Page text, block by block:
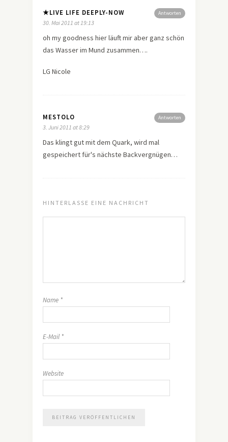
Antworten
★LIVE LIFE DEEPLY-NOW
30. Mai 2011 at 19:13
oh my goodness hier läuft mir aber ganz schön
das Wasser im Mund zusammen….
LG Nicole
Antworten
MESTOLO
3. Juni 2011 at 8:29
Das klingt gut mit dem Quark, wird mal
gespeichert für's nächste Backvergnügen…
HINTERLASSE EINE NACHRICHT
Name *
E-Mail *
Website